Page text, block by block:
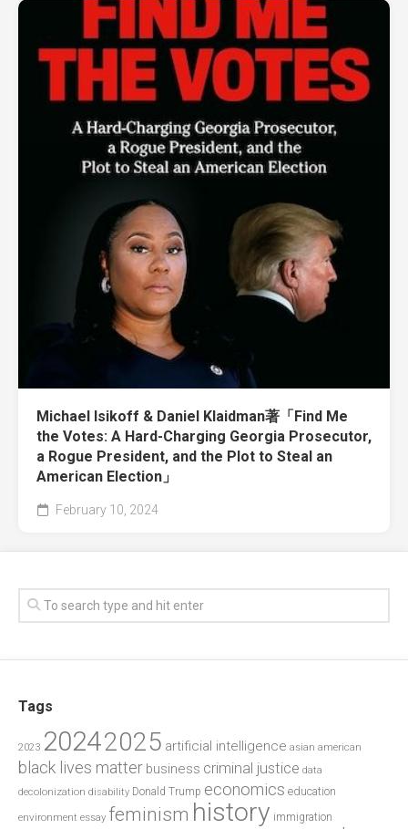
Michael Isikoff & Daniel Klaidman著「Find Me
the Votes: A Hard-Charging Georgia Prosecutor,
a Rogue President, and the Plot to Steal an
American Election」
February 10, 2024
Tags
2023 20242025 artificial intelligence asian american
black lives matter business criminal justice data
decolonization disability Donald Trump economics education
environment essay feminism history immigration